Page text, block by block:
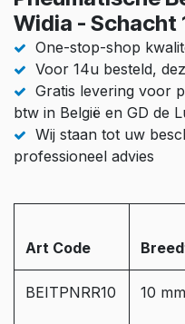
Widia - Schacht
One-stop-shop
Voor 14u besteld,
Gratis levering voor
btw in België en GD de
Wij staan tot uw
professioneel advies
Art Code
BEITPNRR10 10 mm